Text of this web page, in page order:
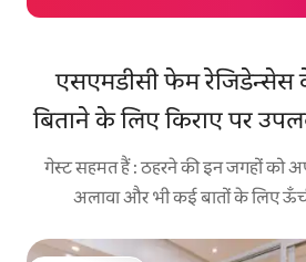
एसएमडीसी फेम रेजिडेन्सेस
बिताने के लिए किराए पर
गेस्ट सहमत हैं : ठहरने की इन जगहों को
अलावा और भी कई बातों के लिए